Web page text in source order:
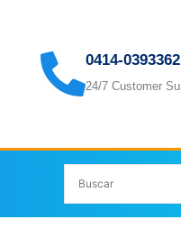
0414-0393362
24/7 Customer